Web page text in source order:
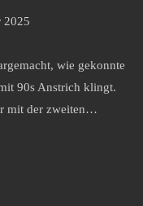
2025
wie gekonnte
90s Anstrich klingt.
mit der zweiten…